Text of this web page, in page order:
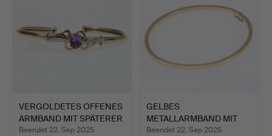
VERGOLDETES OFFENES
ARMBAND MIT SPÄTERER
9…
Beendet 22. Sep 2025
GELBES
METALLARMBAND MIT
HOHLEM SCHARNIER,…
Beendet 22. Sep 2025